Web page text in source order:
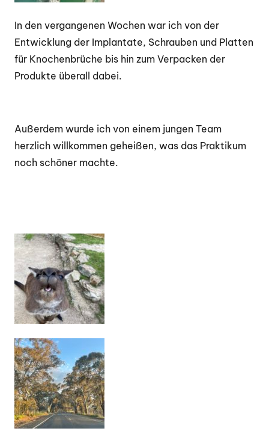
In den vergangenen Wochen war ich von der
Entwicklung der Implantate, Schrauben und Platten
für Knochenbrüche bis hin zum Verpacken der
Produkte überall dabei.
Außerdem wurde ich von einem jungen Team
herzlich willkommen geheißen, was das Praktikum
noch schöner machte.